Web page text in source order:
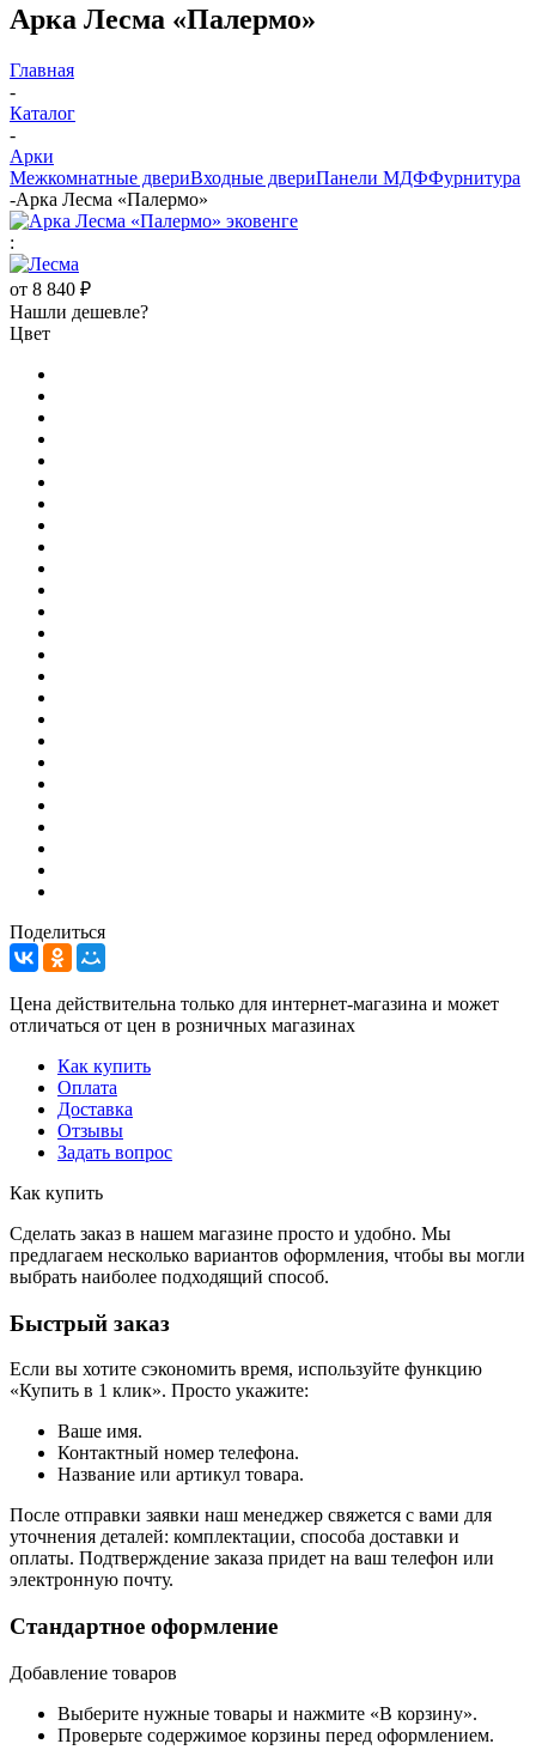
Арка Лесма «Палермо»
Главная
-
Каталог
-
Арки
Межкомнатные двериВходные двериПанели МДФФурнитура
-Арка Лесма «Палермо»
:
от 8 840 ₽
Нашли дешевле?
Цвет
Поделиться
Цена действительна только для интернет-магазина и может
отличаться от цен в розничных магазинах
Как купить
Оплата
Доставка
Отзывы
Задать вопрос
Как купить
Сделать заказ в нашем магазине просто и удобно. Мы
предлагаем несколько вариантов оформления, чтобы вы могли
выбрать наиболее подходящий способ.
Быстрый заказ
Если вы хотите сэкономить время, используйте функцию
«Купить в 1 клик». Просто укажите:
Ваше имя.
Контактный номер телефона.
Название или артикул товара.
После отправки заявки наш менеджер свяжется с вами для
уточнения деталей: комплектации, способа доставки и
оплаты. Подтверждение заказа придет на ваш телефон или
электронную почту.
Стандартное оформление
Добавление товаров
Выберите нужные товары и нажмите «В корзину».
Проверьте содержимое корзины перед оформлением.